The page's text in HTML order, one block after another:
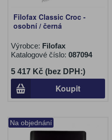
Filofax Classic Croc -
osobní / černá
Výrobce: Filofax
Katalogové číslo: 087094
5 417 Kč (bez DPH:)
Koupit
Na objednání